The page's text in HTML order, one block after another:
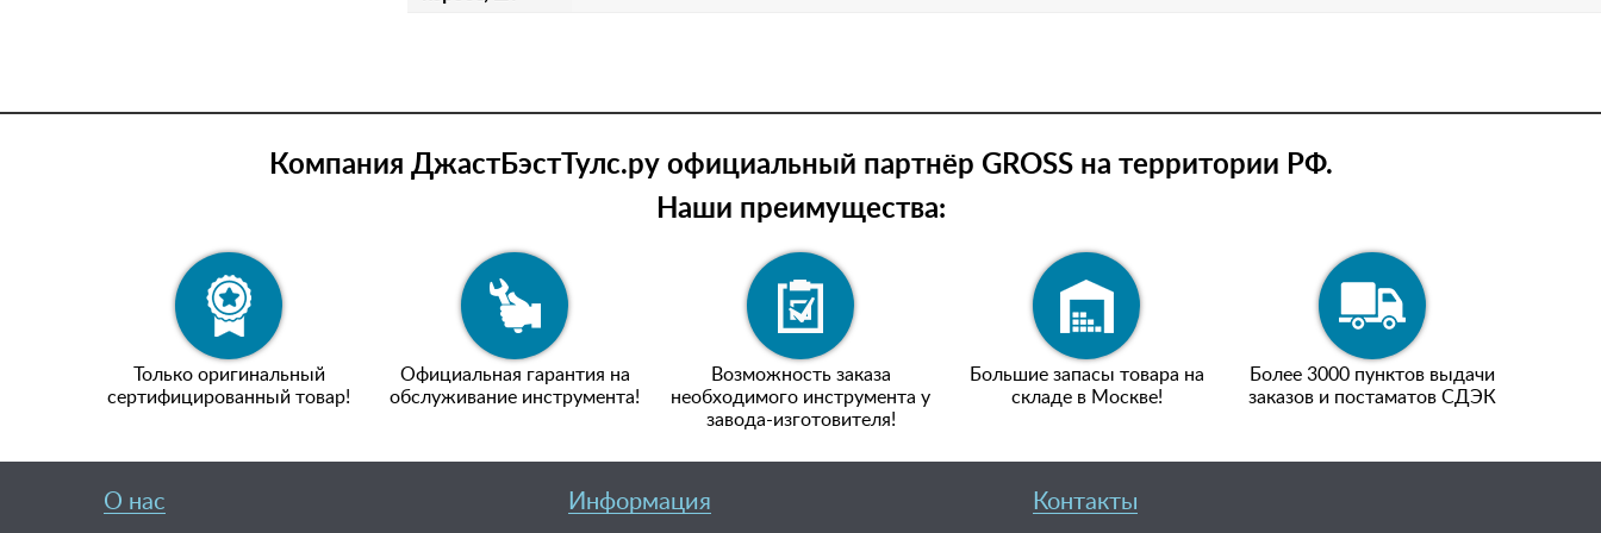
Компания ДжастБэстТулс.ру официальный партнёр GROSS на территории РФ.
Наши преимущества:
Только оригинальный
сертифицированный товар!
Официальная гарантия на
обслуживание инструмента!
Возможность заказа
необходимого инструмента у
завода-изготовителя!
Большие запасы товара на
складе в Москве!
Более 3000 пунктов выдачи
заказов и постаматов СДЭК
О нас Информация Контакты